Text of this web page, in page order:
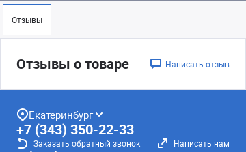
Отзывы
Отзывы о товаре Написать отзыв
Екатеринбург
+7 (343) 350-22-33
Заказать обратный звонок Написать нам